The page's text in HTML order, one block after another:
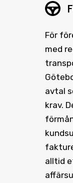
För
med
avtal
krav.
alltid